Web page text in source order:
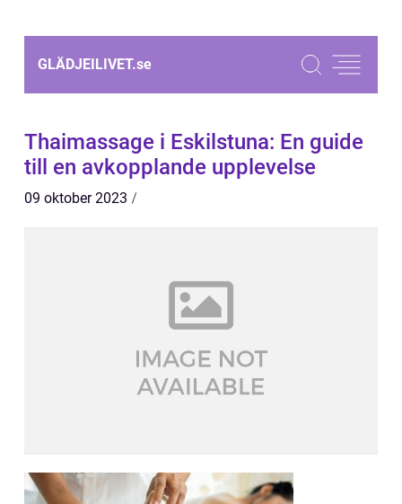
GLÄDJEILIVET.se
Thaimassage i Eskilstuna: En guide
till en avkopplande upplevelse
09 oktober 2023